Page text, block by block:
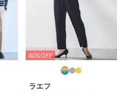
無地
ト
ートパンツ
ライズ
ティー・結婚
ー・入学
40%OFF
ラエフ